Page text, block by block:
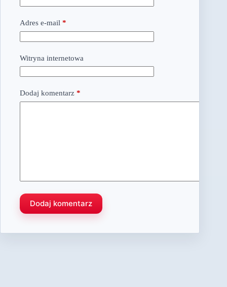
Adres e-mail *
Witryna internetowa
Dodaj komentarz *
Dodaj komentarz